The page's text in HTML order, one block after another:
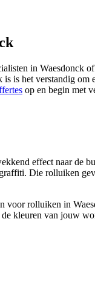
in Waesdonck
is het verstandig om
op en begin met
effect naar de
Die rolluiken
voor rolluiken in
kleuren van jouw